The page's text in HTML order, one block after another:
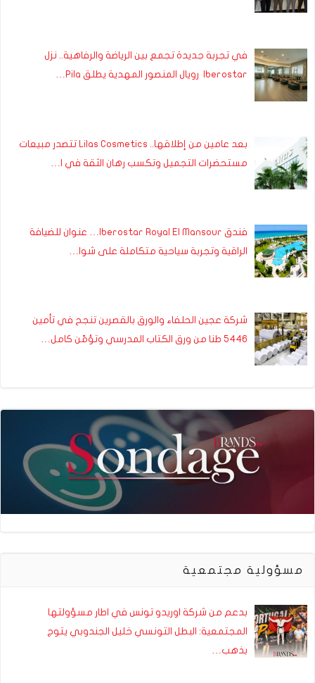
في تجربة جديدة تجمع بين الرياضة والرفاهية.. نزل
Iberostar رويال المنصور المهدية يطلق Pila…
بعد عامين من إطلاقها.. Lilas Cosmetics تتصدر مبيعات
مستحضرات التجميل وتكسب رهان الثقة في ا…
فندق Iberostar Royal El Mansour… عنوان للضيافة
الراقية وتجربة سياحية متكاملة على شوا…
شركة عجين الحلفاء والورق بالقصرين تنجح في تأمين
5446 طنا من ورق الكتاب المدرسي وتؤمّن كامل…
مسؤولية مجتمعية
بدعم من شركة اوريدو تونس في اطار مسؤولتها
المجتمعية: البطل التونسي خليل الجندوبي يتوج
بذهب…